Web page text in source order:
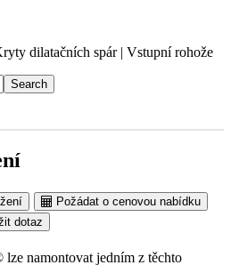
dilatačních spár | Vstupní rohože
Požádat o cenovou nabídku
dotaz
namontovat jedním z těchto